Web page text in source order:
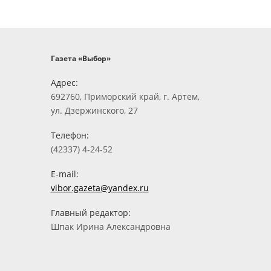
Газета «Выбор»
Адрес:
692760, Приморский край, г. Артем,
ул. Дзержинского, 27
Телефон:
(42337) 4-24-52
E-mail:
vibor.gazeta@yandex.ru
Главный редактор:
Шпак Ирина Александровна